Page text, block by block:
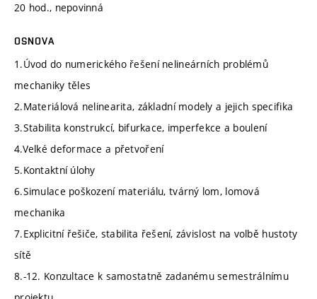
20 hod., nepovinná
OSNOVA
1.Úvod do numerického řešení nelineárních problémů
mechaniky těles
2.Materiálová nelinearita, základní modely a jejich specifika
3.Stabilita konstrukcí, bifurkace, imperfekce a boulení
4.Velké deformace a přetvoření
5.Kontaktní úlohy
6.Simulace poškození materiálu, tvárný lom, lomová
mechanika
7.Explicitní řešiče, stabilita řešení, závislost na volbě hustoty
sítě
8.-12. Konzultace k samostatně zadanému semestrálnímu